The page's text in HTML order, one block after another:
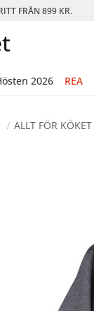
FRÅN 899 KR.
2026 REA
ALLT FÖR KÖKET